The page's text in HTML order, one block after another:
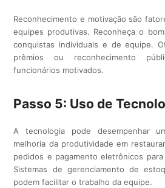
Reconhecimento e motivação são
equipes produtivas. Reconheça o
conquistas individuais e de equipe.
prêmios ou reconhecimento
funcionários motivados.
Passo 5: Uso de
A tecnologia pode desempenhar
melhoria da produtividade em
pedidos e pagamento eletrônicos
Sistemas de gerenciamento de
podem facilitar o trabalho da equipe.